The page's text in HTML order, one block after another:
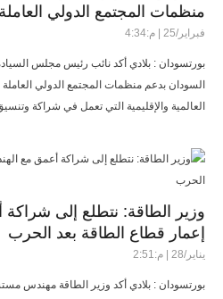
منظمات المجتمع الدولي
فبراير/25 | م:4:34
​بورتسودان : بلادي ​أكد نائب رئيس مجلس
السودان بدعم منظمات المجتمع الدولي العاملة
العالمية والإقليمية التي تعمل في شراكة
وزير الطاقة: نتطلع إلى شراكة
إعمار قطاع الطاقة بعد الحرب
يناير/28 | م:2:51
بورتسودان : بلادي أكد وزير الطاقة مهندس